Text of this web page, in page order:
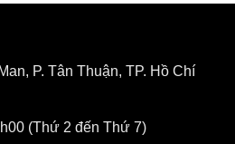
P. Tân Thuận, TP. Hồ Chí
(Thứ 2 đến Thứ 7)